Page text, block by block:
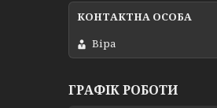
Віра
ГРАФІК РОБОТИ